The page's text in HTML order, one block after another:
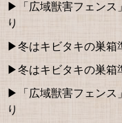
「広域獣害フェン
り
冬はキビタキの巣箱
冬はキビタキの巣箱
「広域獣害フェン
り